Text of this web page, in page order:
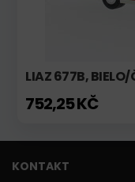
LIAZ 677B, BIELO/
752,25 KČ
KONTAKT